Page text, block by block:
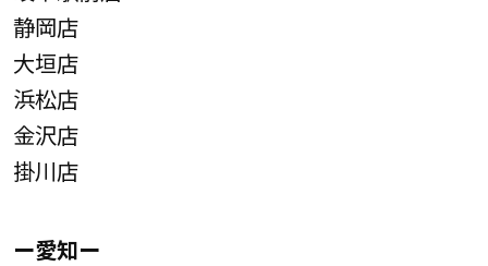
静岡店
大垣店
浜松店
金沢店
掛川店
ー愛知ー